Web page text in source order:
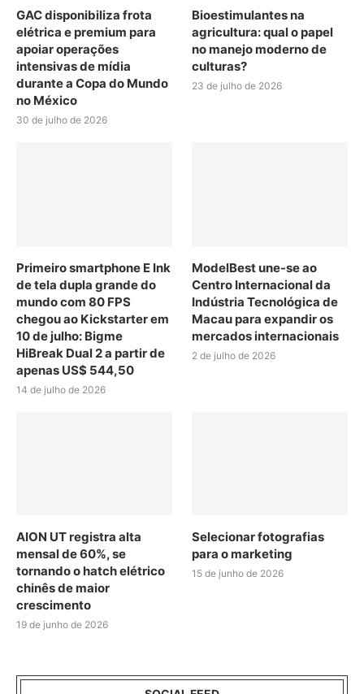
GAC disponibiliza frota
elétrica e premium para
apoiar operações
intensivas de mídia
durante a Copa do Mundo
no México
30 de julho de 2026
Bioestimulantes na
agricultura: qual o papel
no manejo moderno de
culturas?
23 de julho de 2026
Primeiro smartphone E Ink
de tela dupla grande do
mundo com 80 FPS
chegou ao Kickstarter em
10 de julho: Bigme
HiBreak Dual 2 a partir de
apenas US$ 544,50
14 de julho de 2026
ModelBest une-se ao
Centro Internacional da
Indústria Tecnológica de
Macau para expandir os
mercados internacionais
2 de julho de 2026
AION UT registra alta
mensal de 60%, se
tornando o hatch elétrico
chinês de maior
crescimento
19 de junho de 2026
Selecionar fotografias
para o marketing
15 de junho de 2026